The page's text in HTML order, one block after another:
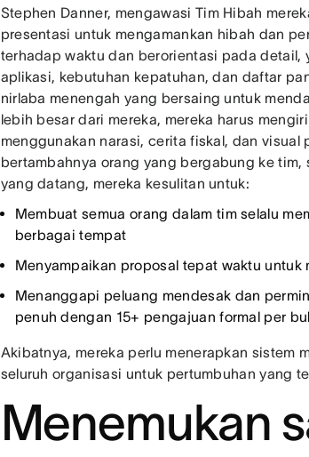
Stephen Danner, mengawasi Tim Hibah
presentasi untuk mengamankan hibah dan
terhadap waktu dan berorientasi pada detail,
aplikasi, kebutuhan kepatuhan, dan daftar
nirlaba menengah yang bersaing untuk
lebih besar dari mereka, mereka harus
menggunakan narasi, cerita fiskal, dan
bertambahnya orang yang bergabung ke
yang datang, mereka kesulitan untuk:
Membuat semua orang dalam tim selalu
berbagai tempat
Menyampaikan proposal tepat waktu
Menanggapi peluang mendesak dan
penuh dengan 15+ pengajuan formal per
Akibatnya, mereka perlu menerapkan sistem
seluruh organisasi untuk pertumbuhan yang
Menemukan